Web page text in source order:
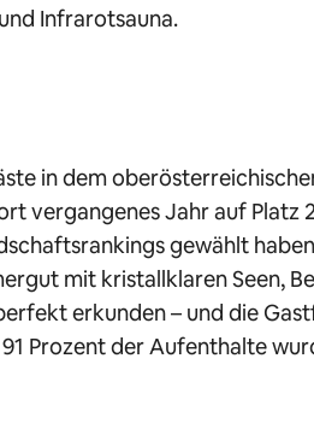
Infrarotsauna.
in dem
vergangenes Jahr auf Platz
gewählt
mit kristallklaren Seen,
erkunden – und die
Prozent der Aufenthalte